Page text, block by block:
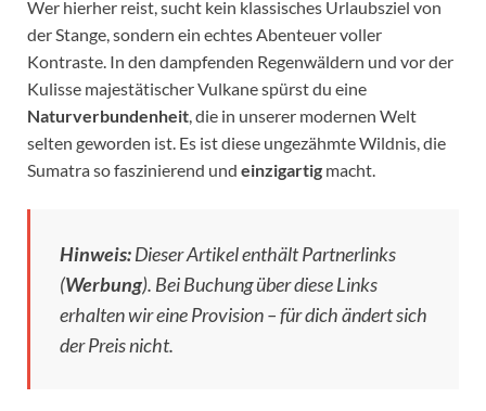
Wer hierher reist, sucht kein klassisches Urlaubsziel von
der Stange, sondern ein echtes Abenteuer voller
Kontraste. In den dampfenden Regenwäldern und vor der
Kulisse majestätischer Vulkane spürst du eine
Naturverbundenheit, die in unserer modernen Welt
selten geworden ist. Es ist diese ungezähmte Wildnis, die
Sumatra so faszinierend und einzigartig macht.
Hinweis:Dieser Artikel enthält Partnerlinks
(Werbung). Bei Buchung über diese Links
erhalten wir eine Provision – für dich ändert sich
der Preis nicht.